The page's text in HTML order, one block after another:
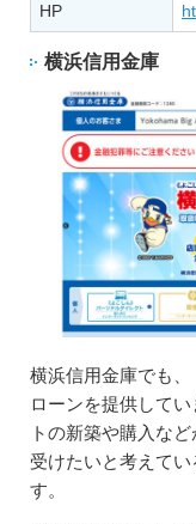
HP
横浜信用金庫
横浜信用金庫でも
ローンを提供して
トの新築や購入な
受けたいと考えて
す。